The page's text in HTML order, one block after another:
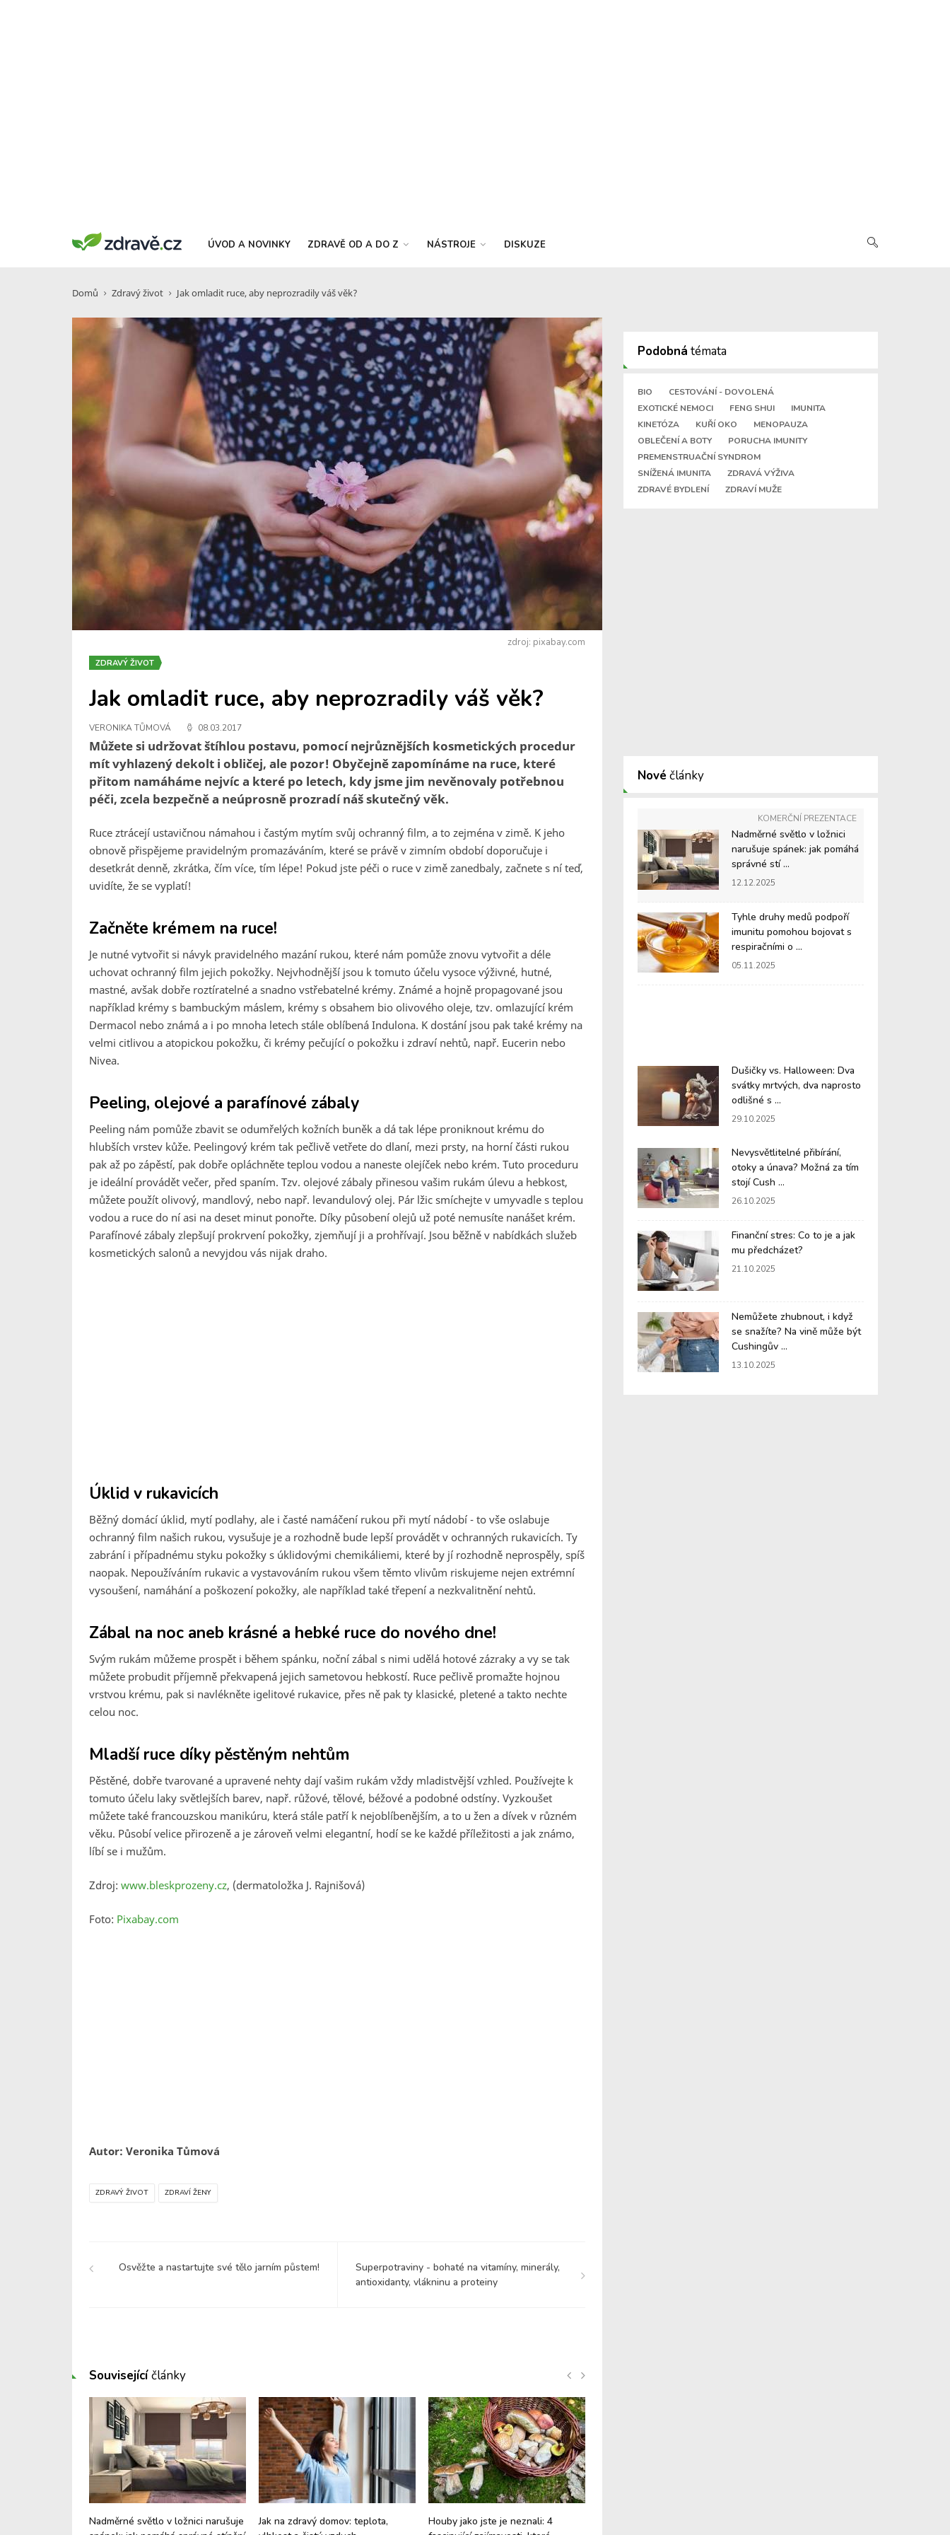
ÚVOD A NOVINKY ZDRAVĚ OD A DO Z NÁSTROJE DISKUZE
Domů Zdravý život Jak omladit ruce, aby neprozradily váš věk?
zdroj: pixabay.com
ZDRAVÝ ŽIVOT
Jak omladit ruce, aby neprozradily váš věk?
VERONIKA TŮMOVÁ 08.03.2017
Můžete si udržovat štíhlou postavu, pomocí nejrůznějších kosmetických procedur
mít vyhlazený dekolt i obličej, ale pozor! Obyčejně zapomínáme na ruce, které
přitom namáháme nejvíc a které po letech, kdy jsme jim nevěnovaly potřebnou
péči, zcela bezpečně a neúprosně prozradí náš skutečný věk.
Ruce ztrácejí ustavičnou námahou i častým mytím svůj ochranný film, a to zejména v zimě. K jeho
obnově přispějeme pravidelným promazáváním, které se právě v zimním období doporučuje i
desetkrát denně, zkrátka, čím více, tím lépe! Pokud jste péči o ruce v zimě zanedbaly, začnete s ní teď,
uvidíte, že se vyplatí!
Začněte krémem na ruce!
Je nutné vytvořit si návyk pravidelného mazání rukou, které nám pomůže znovu vytvořit a déle
uchovat ochranný film jejich pokožky. Nejvhodnější jsou k tomuto účelu vysoce výživné, hutné,
mastné, avšak dobře roztíratelné a snadno vstřebatelné krémy. Známé a hojně propagované jsou
například krémy s bambuckým máslem, krémy s obsahem bio olivového oleje, tzv. omlazující krém
Dermacol nebo známá a i po mnoha letech stále oblíbená Indulona. K dostání jsou pak také krémy na
velmi citlivou a atopickou pokožku, či krémy pečující o pokožku i zdraví nehtů, např. Eucerin nebo
Nivea.
Peeling, olejové a parafínové zábaly
Peeling nám pomůže zbavit se odumřelých kožních buněk a dá tak lépe proniknout krému do
hlubších vrstev kůže. Peelingový krém tak pečlivě vetřete do dlaní, mezi prsty, na horní části rukou
pak až po zápěstí, pak dobře opláchněte teplou vodou a naneste olejíček nebo krém. Tuto proceduru
je ideální provádět večer, před spaním. Tzv. olejové zábaly přinesou vašim rukám úlevu a hebkost,
můžete použít olivový, mandlový, nebo např. levandulový olej. Pár lžic smíchejte v umyvadle s teplou
vodou a ruce do ní asi na deset minut ponořte. Díky působení olejů už poté nemusíte nanášet krém.
Parafínové zábaly zlepšují prokrvení pokožky, zjemňují ji a prohřívají. Jsou běžně v nabídkách služeb
kosmetických salonů a nevyjdou vás nijak draho.
Úklid v rukavicích
Běžný domácí úklid, mytí podlahy, ale i časté namáčení rukou při mytí nádobí - to vše oslabuje
ochranný film našich rukou, vysušuje je a rozhodně bude lepší provádět v ochranných rukavicích. Ty
zabrání i případnému styku pokožky s úklidovými chemikáliemi, které by jí rozhodně neprospěly, spíš
naopak. Nepoužíváním rukavic a vystavováním rukou všem těmto vlivům riskujeme nejen extrémní
vysoušení, namáhání a poškození pokožky, ale například také třepení a nezkvalitnění nehtů.
Zábal na noc aneb krásné a hebké ruce do nového dne!
Svým rukám můžeme prospět i během spánku, noční zábal s nimi udělá hotové zázraky a vy se tak
můžete probudit příjemně překvapená jejich sametovou hebkostí. Ruce pečlivě promažte hojnou
vrstvou krému, pak si navlékněte igelitové rukavice, přes ně pak ty klasické, pletené a takto nechte
celou noc.
Mladší ruce díky pěstěným nehtům
Pěstěné, dobře tvarované a upravené nehty dají vašim rukám vždy mladistvější vzhled. Používejte k
tomuto účelu laky světlejších barev, např. růžové, tělové, béžové a podobné odstíny. Vyzkoušet
můžete také francouzskou manikúru, která stále patří k nejoblíbenějším, a to u žen a dívek v různém
věku. Působí velice přirozeně a je zároveň velmi elegantní, hodí se ke každé příležitosti a jak známo,
líbí se i mužům.
Zdroj: www.bleskprozeny.cz, (dermatoložka J. Rajnišová)
Foto: Pixabay.com
Autor: Veronika Tůmová
ZDRAVÝ ŽIVOT ZDRAVÍ ŽENY
Osvěžte a nastartujte své tělo jarním půstem!
Superpotraviny - bohaté na vitamíny, minerály,
antioxidanty, vlákninu a proteiny
Podobná témata
BIO
CESTOVÁNÍ - DOVOLENÁ
EXOTICKÉ NEMOCI
FENG SHUI
IMUNITA
KINETÓZA
KUŘÍ OKO
MENOPAUZA
OBLEČENÍ A BOTY
PORUCHA IMUNITY
PREMENSTRUAČNÍ SYNDROM
SNÍŽENÁ IMUNITA
ZDRAVÁ VÝŽIVA
ZDRAVÉ BYDLENÍ
ZDRAVÍ MUŽE
Nové články
KOMERČNÍ PREZENTACE
Nadměrné světlo v ložnici
narušuje spánek: jak pomáhá
správné stí ...
12.12.2025
Tyhle druhy medů podpoří
imunitu pomohou bojovat s
respiračními o ...
05.11.2025
Dušičky vs. Halloween: Dva
svátky mrtvých, dva naprosto
odlišné s ...
29.10.2025
Nevysvětlitelné přibírání,
otoky a únava? Možná za tím
stojí Cush ...
26.10.2025
Finanční stres: Co to je a jak
mu předcházet?
21.10.2025
Nemůžete zhubnout, i když
se snažíte? Na vině může být
Cushingův ...
13.10.2025
Souvisejícíčlánky
Nadměrné světlo v ložnici narušuje
Jak na zdravý domov: teplota,
Houby jako jste je neznali: 4